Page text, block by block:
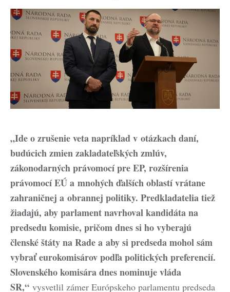
„Ide o zrušenie veta napríklad v otázkach daní,
budúcich zmien zakladateľských zmlúv,
zákonodarných právomocí pre EP, rozšírenia
právomocí EÚ a mnohých ďalších oblastí vrátane
zahraničnej a obrannej politiky. Predkladatelia tiež
žiadajú, aby parlament navrhoval kandidáta na
predsedu komisie, pričom dnes si ho vyberajú
členské štáty na Rade a aby si predseda mohol sám
vybrať eurokomisárov podľa politických preferencií.
Slovenského komisára dnes nominuje vláda
SR,“ vysvetlil zámer Európskeho parlamentu predseda